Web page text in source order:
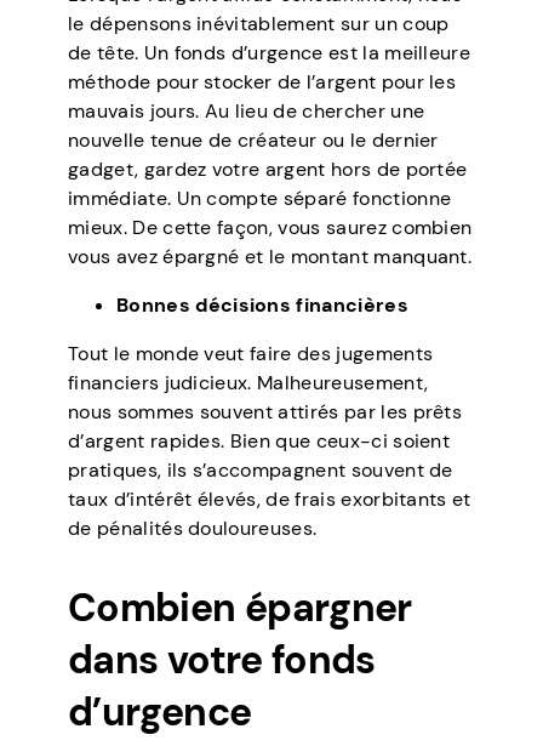
le dépensons inévitablement sur un coup
de tête. Un fonds d’urgence est la meilleure
méthode pour stocker de l’argent pour les
mauvais jours. Au lieu de chercher une
nouvelle tenue de créateur ou le dernier
gadget, gardez votre argent hors de portée
immédiate. Un compte séparé fonctionne
mieux. De cette façon, vous saurez combien
vous avez épargné et le montant manquant.
Bonnes décisions financières
Tout le monde veut faire des jugements
financiers judicieux. Malheureusement,
nous sommes souvent attirés par les prêts
d’argent rapides. Bien que ceux-ci soient
pratiques, ils s’accompagnent souvent de
taux d’intérêt élevés, de frais exorbitants et
de pénalités douloureuses.
Combien épargner
dans votre fonds
d’urgence